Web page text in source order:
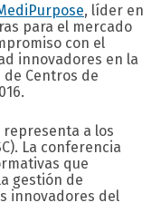
, líder en
para el mercado
con el
innovadores en la
Centros de
representa a los
La conferencia
que
gestión de
innovadores del